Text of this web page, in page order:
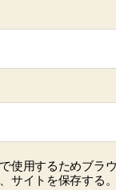
使用するためブラ
サイトを保存する。